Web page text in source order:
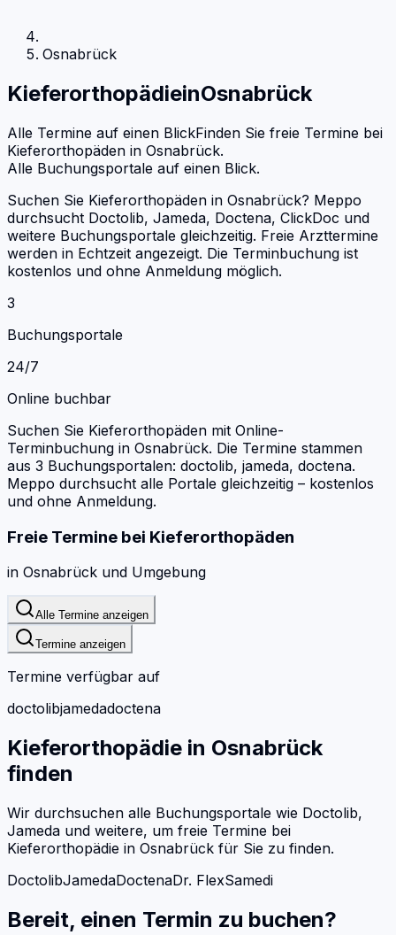
Osnabrück
KieferorthopädieinOsnabrück
Alle Termine auf einen BlickFinden Sie freie Termine bei
Kieferorthopäden in Osnabrück.
Alle Buchungsportale auf einen Blick.
Suchen Sie Kieferorthopäden in Osnabrück? Meppo
durchsucht Doctolib, Jameda, Doctena, ClickDoc und
weitere Buchungsportale gleichzeitig. Freie Arzttermine
werden in Echtzeit angezeigt. Die Terminbuchung ist
kostenlos und ohne Anmeldung möglich.
3
Buchungsportale
24/7
Online buchbar
Suchen Sie Kieferorthopäden mit Online-
Terminbuchung in Osnabrück. Die Termine stammen
aus 3 Buchungsportalen: doctolib, jameda, doctena.
Meppo durchsucht alle Portale gleichzeitig – kostenlos
und ohne Anmeldung.
Freie Termine bei Kieferorthopäden
in Osnabrück und Umgebung
Alle Termine anzeigen
Termine anzeigen
Termine verfügbar auf
doctolibjamedadoctena
Kieferorthopädie in Osnabrück
finden
Wir durchsuchen alle Buchungsportale wie Doctolib,
Jameda und weitere, um freie Termine bei
Kieferorthopädie in Osnabrück für Sie zu finden.
DoctolibJamedaDoctenaDr. FlexSamedi
Bereit, einen Termin zu buchen?